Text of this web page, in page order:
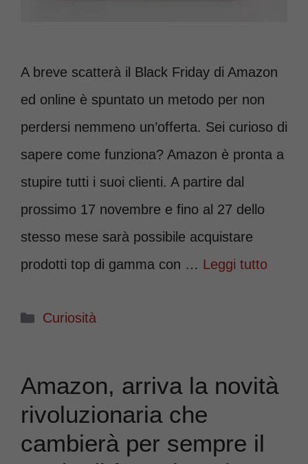
A breve scatterà il Black Friday di Amazon
ed online è spuntato un metodo per non
perdersi nemmeno un’offerta. Sei curioso di
sapere come funziona? Amazon è pronta a
stupire tutti i suoi clienti. A partire dal
prossimo 17 novembre e fino al 27 dello
stesso mese sarà possibile acquistare
prodotti top di gamma con … Leggi tutto
Categorie
Curiosità
Amazon, arriva la novità
rivoluzionaria che
cambierà per sempre il